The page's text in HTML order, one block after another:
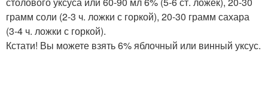
грамм соли (2-3 ч. ложки с горкой), 20-30 грамм сахара
(3-4 ч. ложки с горкой).
Кстати! Вы можете взять 6% яблочный или винный уксус.